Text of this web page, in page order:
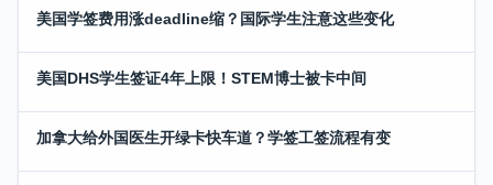
美国学签费用涨deadline缩？国际学生注意这些变化
美国DHS学生签证4年上限！STEM博士被卡中间
加拿大给外国医生开绿卡快车道？学签工签流程有变